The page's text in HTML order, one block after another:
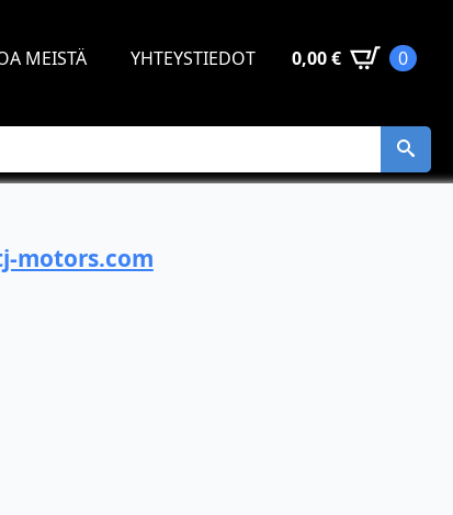
MEISTÄ YHTEYSTIEDOT 0,00€ 0
motors.com